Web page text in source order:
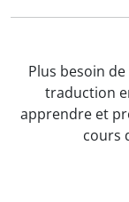
Plus besoin
traduction
apprendre et
cours